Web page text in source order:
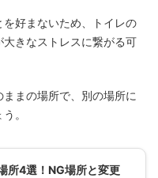
好まないため、トイレの
きなストレスに繋がる可
まの場所で、別の場所に
。
所4選！NG場所と変更